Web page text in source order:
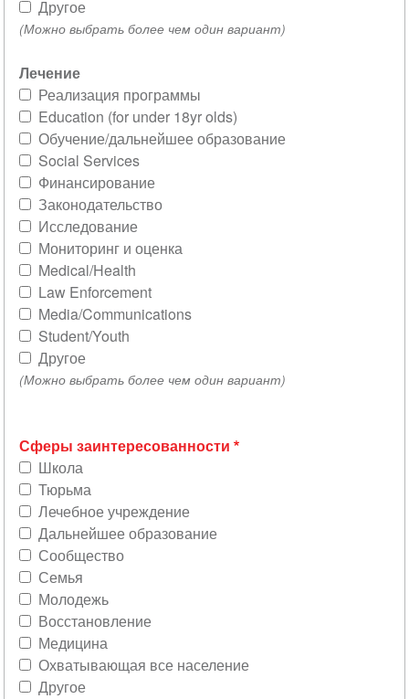
Другое
(Можно выбрать более чем один вариант)
Лечение
Реализация программы
Education (for under 18yr olds)
Обучение/дальнейшее образование
Social Services
Финансирование
Законодательство
Исследование
Мониторинг и оценка
Medical/Health
Law Enforcement
Media/Communications
Student/Youth
Другое
(Можно выбрать более чем один вариант)
Сферы заинтересованности
Школа
Тюрьма
Лечебное учреждение
Дальнейшее образование
Сообщество
Семья
Молодежь
Восстановление
Медицина
Охватывающая все население
Другое